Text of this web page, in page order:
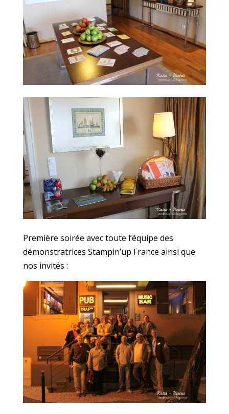
Première soirée avec toute l’équipe des
démonstratrices Stampin’up France ainsi que
nos invités :